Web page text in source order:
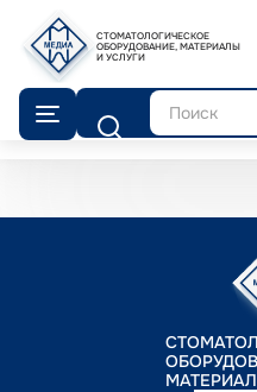
СТОМАТОЛОГИЧЕСКОЕ
ОБОРУДОВАНИЕ, МАТЕРИАЛЫ
И УСЛУГИ
Поиск